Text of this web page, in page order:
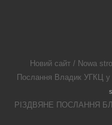
Новий сайт / Nowa
Послання Владик УГКЦ у
РІЗДВЯНЕ ПОСЛАННЯ